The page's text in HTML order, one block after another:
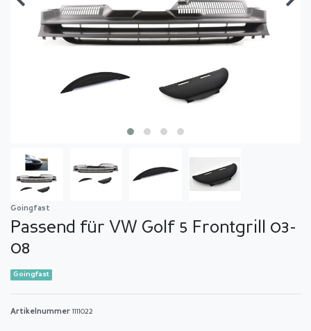
Goingfast
Passend für VW Golf 5 Frontgrill 03-
08
Goingfast
Artikelnummer 1111022